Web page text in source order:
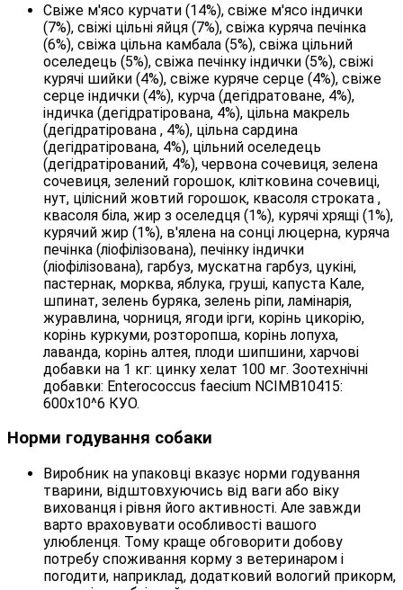
Свіже м'ясо курчати (14%), свіже м'ясо індички
(7%), свіжі цільні яйця (7%), свіжа куряча печінка
(6%), свіжа цільна камбала (5%), свіжа цільний
оселедець (5%), свіжа печінку індички (5%), свіжі
курячі шийки (4%), свіже куряче серце (4%), свіже
серце індички (4%), курча (дегідратоване, 4%),
індичка (дегідратірована, 4%), цільна макрель
(дегідратірована , 4%), цільна сардина
(дегідратірована, 4%), цільний оселедець
(дегідратірований, 4%), червона сочевиця, зелена
сочевиця, зелений горошок, клітковина сочевиці,
нут, цілісний жовтий горошок, квасоля строката ,
квасоля біла, жир з оселедця (1%), курячі хрящі (1%),
курячий жир (1%), в'ялена на сонці люцерна, куряча
печінка (ліофілізована), печінку індички
(ліофілізована), гарбуз, мускатна гарбуз, цукіні,
пастернак, морква, яблука, груші, капуста Кале,
шпинат, зелень буряка, зелень ріпи, ламінарія,
журавлина, чорниця, ягоди ірги, корінь цикорію,
корінь куркуми, розторопша, корінь лопуха,
лаванда, корінь алтея, плоди шипшини, харчові
добавки на 1 кг: цинку хелат 100 мг. Зоотехнічні
добавки: Enterococcus faecium NCIMB10415:
600x10^6 КУО.
Норми годування собаки
Виробник на упаковці вказує норми годування
тварини, відштовхуючись від ваги або віку
вихованця і рівня його активності. Але завжди
варто враховувати особливості вашого
улюбленця. Тому краще обговорити добову
потребу споживання корму з ветеринаром і
погодити, наприклад, додатковий вологий прикорм,